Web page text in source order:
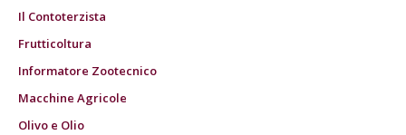
Il Contoterzista
Frutticoltura
Informatore Zootecnico
Macchine Agricole
Olivo e Olio